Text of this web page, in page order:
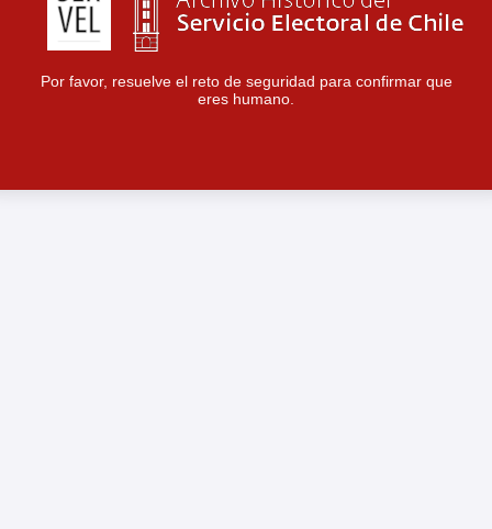
Por favor, resuelve el reto de seguridad para confirmar que
eres humano.